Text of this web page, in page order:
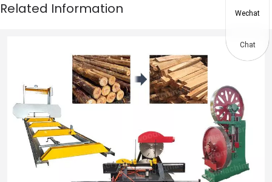
Wechat
Chat